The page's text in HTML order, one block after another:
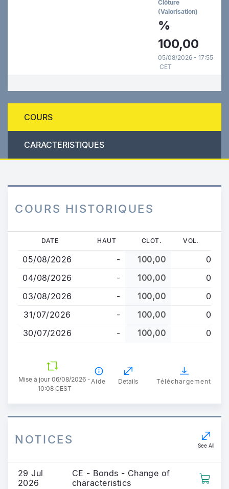
Clôture
(Valorisation)
%
100,00
05/08/2026 - 17:55
CET
COURS
CARACTERISTIQUES
COURS HISTORIQUES
contenu
principal
DATE HAUT CLOT. VOL.
05/08/2026 - 100,00
0
04/08/2026
- 100,00
0
03/08/2026
- 100,00
0
31/07/2026
- 100,00
0
30/07/2026
- 100,00 0
Mise à jour 06/08/2026 -
10:08 CEST
Aide Details Téléchargement
NOTICES See All
29 Jul
2026
CE - Bonds - Change of
characteristics